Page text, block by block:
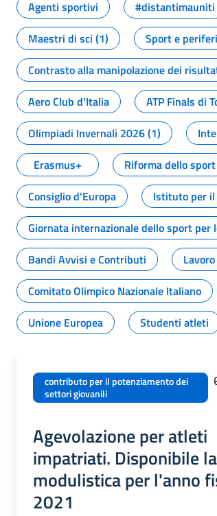
Agenti sportivi
#distantimauniti
Maestri di sci (1)
Sport e
Contrasto alla manipolazione dei
Aero Club d'Italia
ATP Finals di
Olimpiadi Invernali 2026 (1)
Erasmus+
Riforma dello sport
Consiglio d'Europa
Istituto per
Giornata internazionale dello sport per
Bandi Avvisi e Contributi
Comitato Olimpico Nazionale Italiano
Unione Europea
Studenti atleti
contributo per il potenziamento dei
settori giovanili
Agevolazione per atleti
impatriati. Disponibile la
modulistica per l'anno
2021